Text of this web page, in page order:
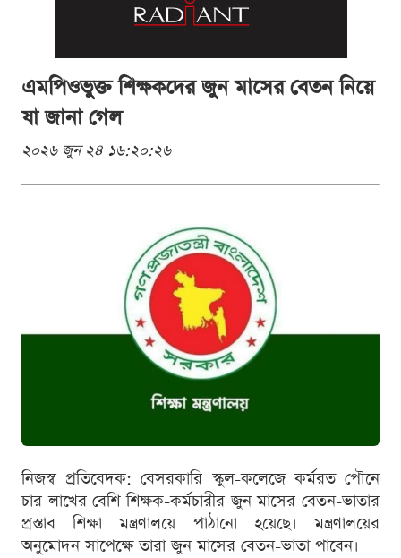
এমপিওভুক্ত শিক্ষকদের জুন মাসের বেতন নিয়ে
যা জানা গেল
২০২৬ জুন ২৪ ১৬:২০:২৬
নিজস্ব প্রতিবেদক: বেসরকারি স্কুল-কলেজে কর্মরত পৌনে
চার লাখের বেশি শিক্ষক-কর্মচারীর জুন মাসের বেতন-ভাতার
প্রস্তাব শিক্ষা মন্ত্রণালয়ে পাঠানো হয়েছে। মন্ত্রণালয়ের
অনুমোদন সাপেক্ষে তারা জুন মাসের বেতন-ভাতা পাবেন।